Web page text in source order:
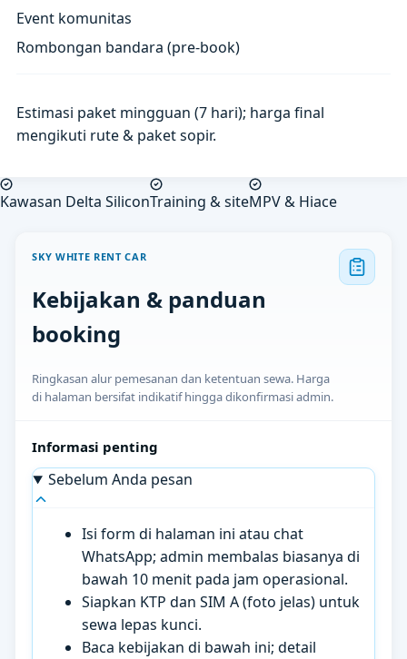
Event komunitas
Rombongan bandara (pre-book)
Estimasi paket mingguan (7 hari); harga final
mengikuti rute & paket sopir.
Kawasan Delta SiliconTraining & siteMPV & Hiace
SKY WHITE RENT CAR
Kebijakan & panduan
booking
Ringkasan alur pemesanan dan ketentuan sewa. Harga
di halaman bersifat indikatif hingga dikonfirmasi admin.
Informasi penting
Sebelum Anda pesan
Isi form di halaman ini atau chat
WhatsApp; admin membalas biasanya di
bawah 10 menit pada jam operasional.
Siapkan KTP dan SIM A (foto jelas) untuk
sewa lepas kunci.
Baca kebijakan di bawah ini; detail